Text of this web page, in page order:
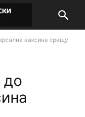
ваксина срещу
до